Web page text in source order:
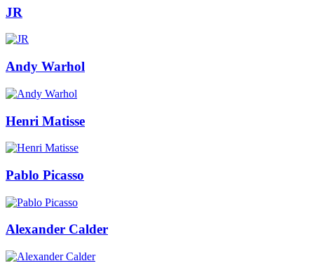
JR
Andy Warhol
Henri Matisse
Pablo Picasso
Alexander Calder